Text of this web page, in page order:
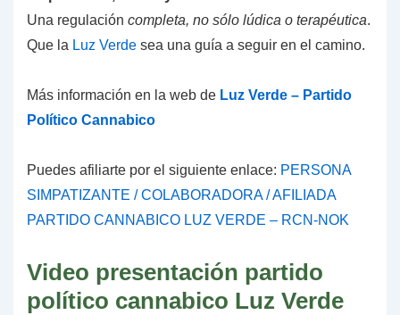
Una regulación completa, no sólo lúdica o terapéutica.
Que la Luz Verde sea una guía a seguir en el camino.
Más información en la web de Luz Verde – Partido
Político Cannabico
Puedes afiliarte por el siguiente enlace: PERSONA
SIMPATIZANTE / COLABORADORA / AFILIADA
PARTIDO CANNABICO LUZ VERDE – RCN-NOK
Video presentación partido
político cannabico Luz Verde